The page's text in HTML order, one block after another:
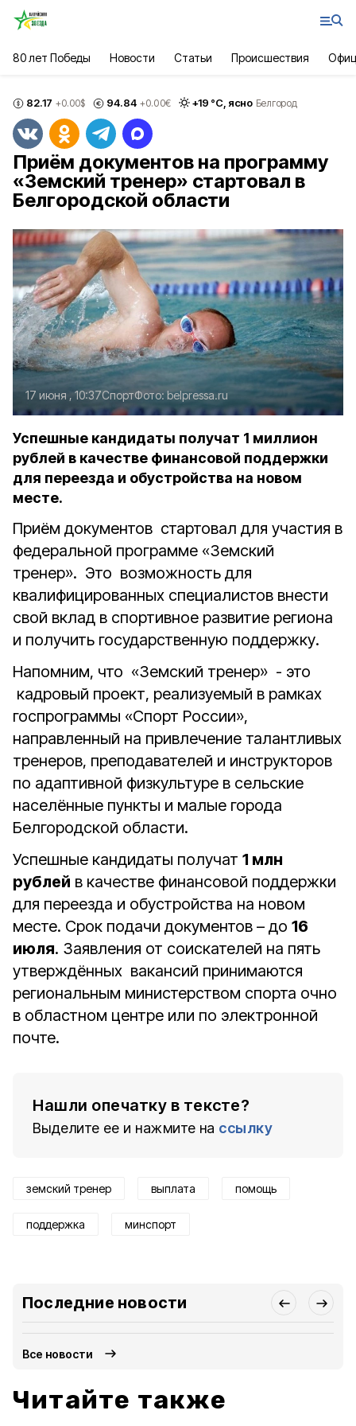
80 лет Победы Новости Статьи Происшествия
82.17 +0.00$ 94.84 +0.00€ +19 °С, ясно Белгород
Приём документов на программу
«Земский тренер» стартовал в
Белгородской области
17 июня , 10:37СпортФото: belpressa.ru
Успешные кандидаты получат 1 миллион
рублей в качестве финансовой поддержки
для переезда и обустройства на новом
месте.
Приём документов стартовал для участия в
федеральной программе «Земский
тренер». Это возможность для
квалифицированных специалистов внести
свой вклад в спортивное развитие региона
и получить государственную поддержку.
Напомним, что «Земский тренер» - это
кадровый проект, реализуемый в рамках
госпрограммы «Спорт России»,
направленный на привлечение талантливых
тренеров, преподавателей и инструкторов
по адаптивной физкультуре в сельские
населённые пункты и малые города
Белгородской области.
Успешные кандидаты получат 1 млн
рублей в качестве финансовой поддержки
для переезда и обустройства на новом
месте. Срок подачи документов – до 16
июля. Заявления от соискателей на пять
утверждённых вакансий принимаются
региональным министерством спорта очно
в областном центре или по электронной
почте.
Нашли опечатку в тексте?
Выделите ее и нажмите на ссылку
земский тренер выплата помощь
поддержка минспорт
Последние новости
Все новости
Читайте также